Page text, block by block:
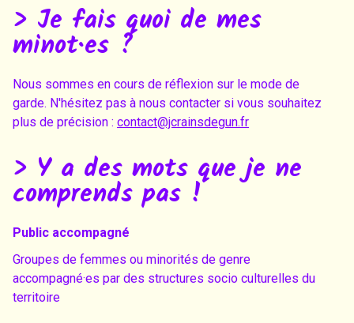
> Je fais quoi de mes
minot·es ?
Nous sommes en cours de réflexion sur le mode de
garde. N'hésitez pas à nous contacter si vous souhaitez
plus de précision : contact@jcrainsdegun.fr
> Y a des mots que je ne
comprends pas !
Public accompagné
Groupes de femmes ou minorités de genre
accompagné·es par des structures socio culturelles du
territoire